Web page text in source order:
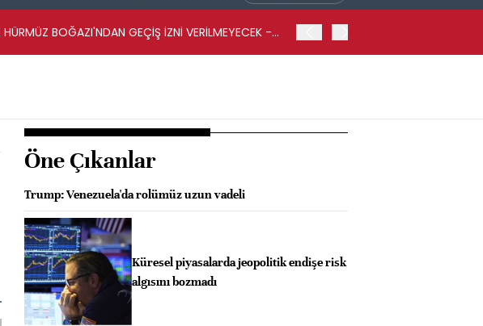
BOĞAZI'NDAN GEÇİŞ İZNİ VERİLMEYECEK -
Öne Çıkanlar
Trump: Venezuela'da rolümüz uzun vadeli
Küresel piyasalarda jeopolitik endişe risk
algısını bozmadı